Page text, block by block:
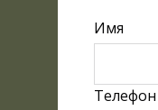
Имя